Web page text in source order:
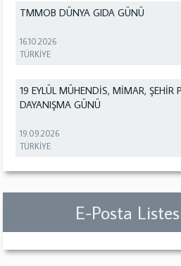
TMMOB DÜNYA GIDA GÜNÜ
16.10.2026
TÜRKİYE
19 EYLÜL MÜHENDİS, MİMAR, ŞEHİR
DAYANIŞMA GÜNÜ
19.09.2026
TÜRKİYE
E-Posta